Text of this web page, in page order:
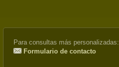
Para consultas más personalizadas:
Formulario de contacto